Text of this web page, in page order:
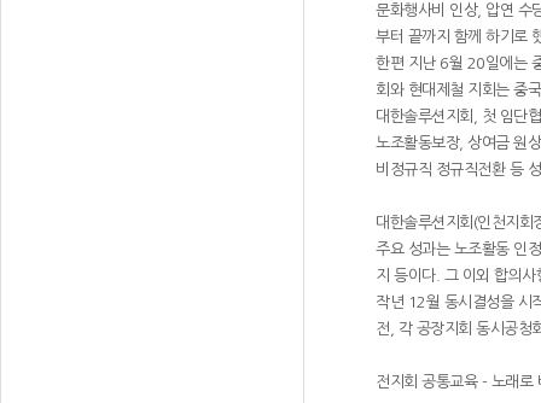
문화행사비 인상, 압연 수
부터 끝까지 함께 하기로
한편 지난 6월 20일에는
회와 현대제철 지회는 중
대한솔루션지회, 첫 임단
노조활동보장, 상여금 원
비정규직 정규직전환 등
대한솔루션지회(인천지
주요 성과는 노조활동 인
지 등이다. 그 이외 합의
작년 12월 동시결성을 시
전, 각 공장지회 동시공청
전지회 공통교육 - 노래